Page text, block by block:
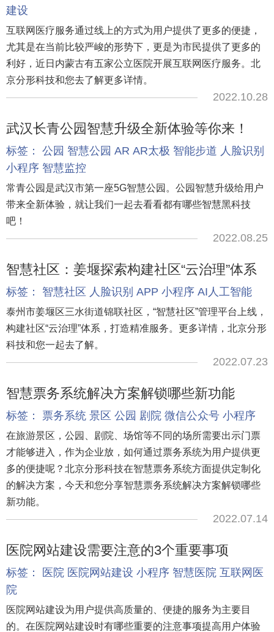
建设
互联网医疗服务通过线上的方式为用户提供了更多的便捷，
尤其是在当前比较严峻的形势下，更是为市民提供了更多的
利好，近日内蒙古有五家公立医院开展互联网医疗服务。北
京分形科技和您去了解更多详情。
2022.10.28
武汉长青公园智慧升级全新体验等你来！
标签： 公园 智慧公园 AR AR太极 智能步道 人脸识别
小程序 智慧监控
常青公园是武汉市第一座5G智慧公园。公园智慧升级给用户
带来全新体验，就让我们一起去看看都有哪些智慧黑科技
吧！
2022.08.25
智慧社区：姜堰探索构建社区“云治理”体系
标签： 智慧社区 人脸识别 APP 小程序 AI人工智能
泰州市姜堰区三水街道锦联社区，“智慧社区”管理平台上线，
构建社区“云治理”体系，打造精准服务。更多详情，北京分形
科技和您一起去了解。
2022.07.23
智慧票务系统解决方案解锁哪些新功能
标签： 票务系统 景区 公园 剧院 微信公众号 小程序
在旅游景区，公园、剧院、场馆等不同的场所需要出示门票
才能够进入，作为企业放，如何通过票务系统为用户提供更
多的便捷呢？北京分形科技在智慧票务系统方面提供定制化
的解决方案，今天和您分享智慧票务系统解决方案解锁哪些
新功能。
2022.07.14
医院网站建设需要注意的3个重要事项
标签： 医院 医院网站建设 小程序 智慧医院 互联网医
院
医院网站建设为用户提供高质量的、便捷的服务为主要目
的。在医院网站建设时有哪些重要的注意事项提高用户体验